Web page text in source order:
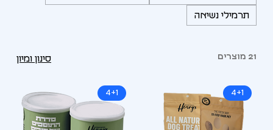
תרמילי נשיאה
21 מוצרים סינון ומיון
4+1
4+1